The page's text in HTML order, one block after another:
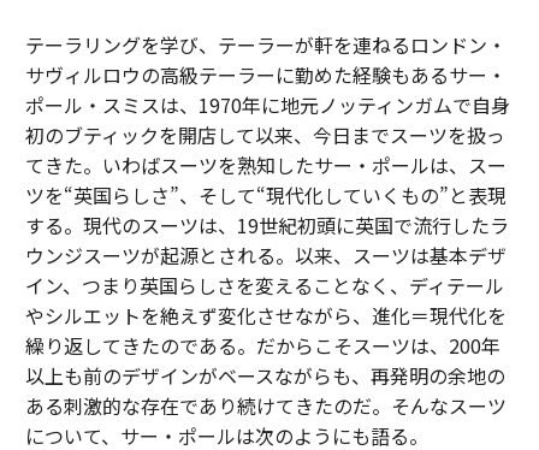
テーラリングを学び、テーラーが軒を連ねるロンドン・
サヴィルロウの高級テーラーに勤めた経験もあるサー・
ポール・スミスは、1970年に地元ノッティンガムで自身
初のブティックを開店して以来、今日までスーツを扱っ
てきた。いわばスーツを熟知したサー・ポールは、スー
ツを“英国らしさ”、そして“現代化していくもの”と表現
する。現代のスーツは、19世紀初頭に英国で流行したラ
ウンジスーツが起源とされる。以来、スーツは基本デザ
イン、つまり英国らしさを変えることなく、ディテール
やシルエットを絶えず変化させながら、進化＝現代化を
繰り返してきたのである。だからこそスーツは、200年
以上も前のデザインがベースながらも、再発明の余地の
ある刺激的な存在であり続けてきたのだ。そんなスーツ
について、サー・ポールは次のようにも語る。